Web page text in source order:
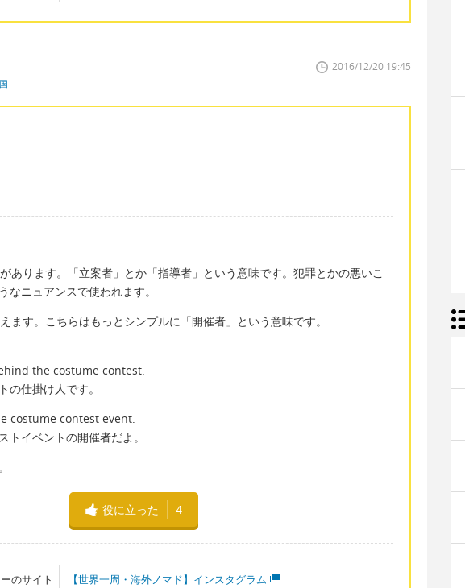
2016/12/20 19:45
あります。「立案者」とか「指導者」という意味です。犯罪とかの悪いこ
なニュアンスで使われます。
ます。こちらはもっとシンプルに「開催者」という意味です。
the costume contest.
の仕掛け人です。
costume contest event.
トイベントの開催者だよ。
役に立った 4
のサイト 【世界一周・海外ノマド】インスタグラム